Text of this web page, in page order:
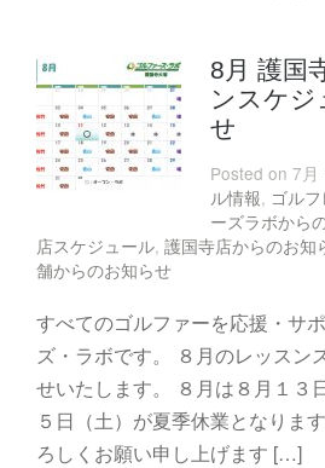
8月 護国
ンスケジ
せ
Posted on 7
ル情報, ゴル
ーズラボから
店スケジュール, 護国寺店からのお知
舗からのお知らせ
すべてのゴルファーを応援・サ
ズ・ラボです。 ８月のレッスン
せいたします。 ８月は８月１３
５日（土）が夏季休業となりま
ろしくお願い申し上げます […]